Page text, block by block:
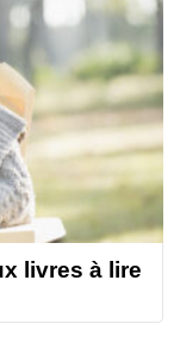
livres à lire